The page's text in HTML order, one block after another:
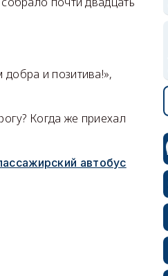
и позитива!»,
Когда же приехал
автобус